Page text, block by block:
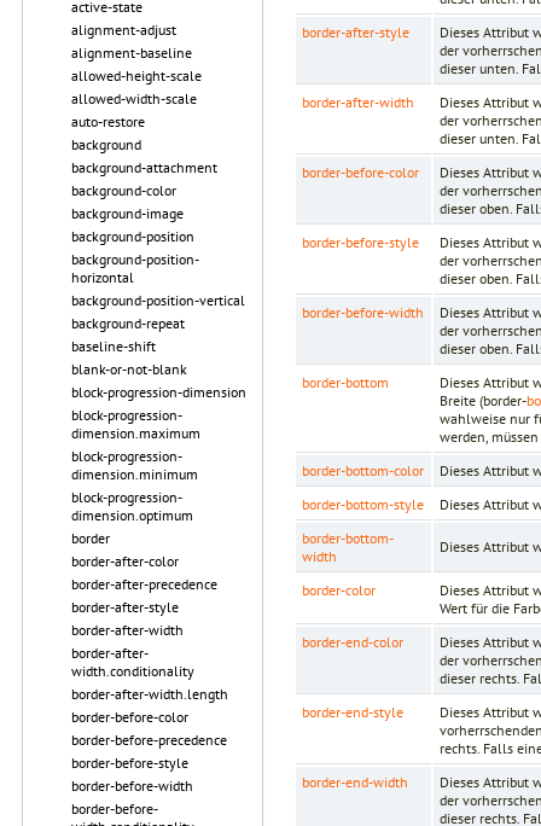
active-state
alignment-adjust
alignment-baseline
allowed-height-scale
allowed-width-scale
auto-restore
background
background-attachment
background-color
background-image
background-position
background-position-
horizontal
background-position-vertical
background-repeat
baseline-shift
blank-or-not-blank
block-progression-dimension
block-progression-
dimension.maximum
block-progression-
dimension.minimum
block-progression-
dimension.optimum
border
border-after-color
border-after-precedence
border-after-style
border-after-width
border-after-
width.conditionality
border-after-width.length
border-before-color
border-before-precedence
border-before-style
border-before-width
border-before-
border-after-style
Dieses Attribut
der
dieser unten.
border-after-width
Dieses Attribut
der
dieser unten.
border-before-color
Dieses Attribut
der
dieser oben.
border-before-style
Dieses Attribut
der
dieser oben.
border-before-width
Dieses Attribut
der
dieser oben.
border-bottom
Dieses Attribut
Breite (border-
wahlweise nur
werden,
border-bottom-color
Dieses Attribut
border-bottom-style
Dieses Attribut
border-bottom-
width
Dieses Attribut
border-color
Dieses Attribut
Wert für die
border-end-color
Dieses Attribut
der
dieser rechts.
border-end-style
Dieses Attribut
rechts. Falls
border-end-width
Dieses Attribut
der
dieser rechts.